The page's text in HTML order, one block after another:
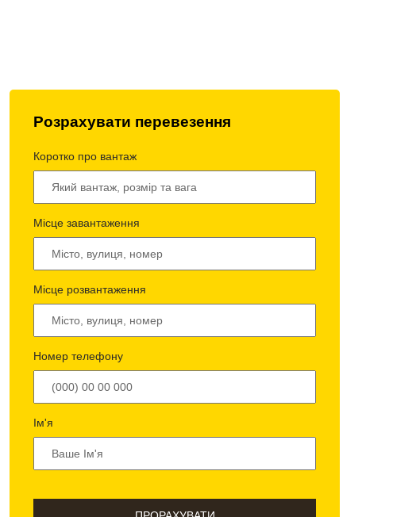
Розрахувати перевезення
Коротко про вантаж
Місце завантаження
Місце розвантаження
Номер телефону
Ім'я